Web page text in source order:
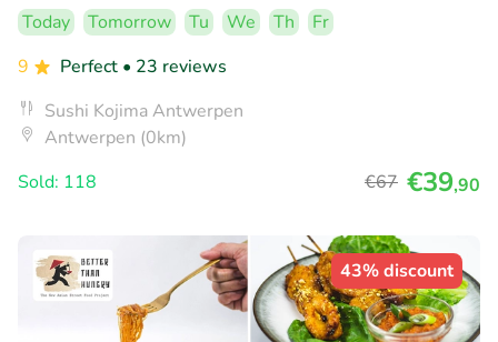
Today Tomorrow Tu We Th
Fr
9
Perfect • 23 reviews
Sushi Kojima Antwerpen
Antwerpen (0km)
Sold: 118
€67 €39,90
43% discount